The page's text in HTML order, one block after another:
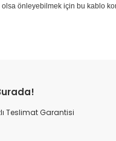
olsa önleyebilmek için bu kablo
Teslimat Garantisi